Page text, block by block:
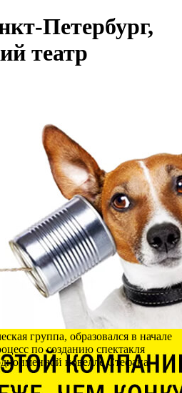
Петербург,
театр
группа, образовался в начале
по созданию спектакля
новелле Стефана